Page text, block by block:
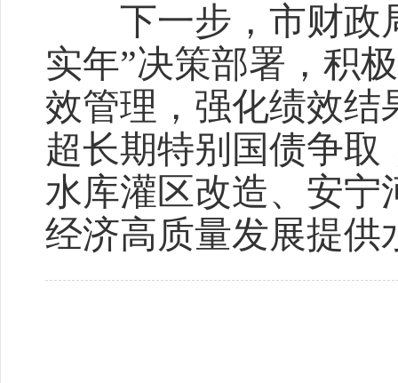
下一步，市财政局
实年”决策部署，积
效管理，强化绩效结
超长期特别国债争取
水库灌区改造、安宁
经济高质量发展提供